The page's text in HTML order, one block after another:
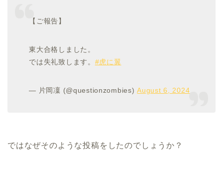
【ご報告】
東大合格しました。
では失礼致します。 #虎に翼
— 片岡凜 (@questionzombies)August 6, 2024
ではなぜそのような投稿をしたのでしょうか？